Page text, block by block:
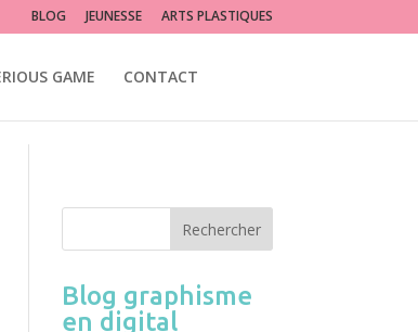
illustrator
BLOG JEUNESSE ARTS PLASTIQUES
GAME CONTACT
Blog graphisme
en digital